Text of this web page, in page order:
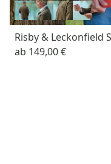
Risby & Leckonfield
ab 149,00 €